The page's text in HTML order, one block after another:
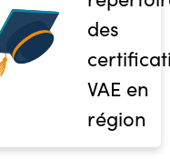
des
VAE en
région